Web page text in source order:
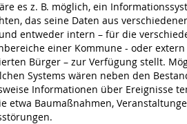
es z. B. möglich, ein
das seine Daten aus
entweder intern – für die
einer Kommune - oder
Bürger – zur Verfügung stellt.
Systems wären neben den
Informationen über Ereignisse
etwa Baumaßnahmen,